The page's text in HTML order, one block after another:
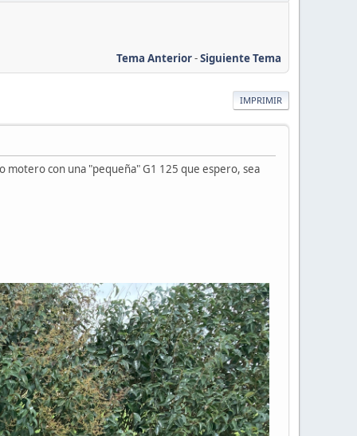
Tema Anterior-Siguiente Tema
IMPRIMIR
motero con una "pequeña" G1 125 que espero, sea